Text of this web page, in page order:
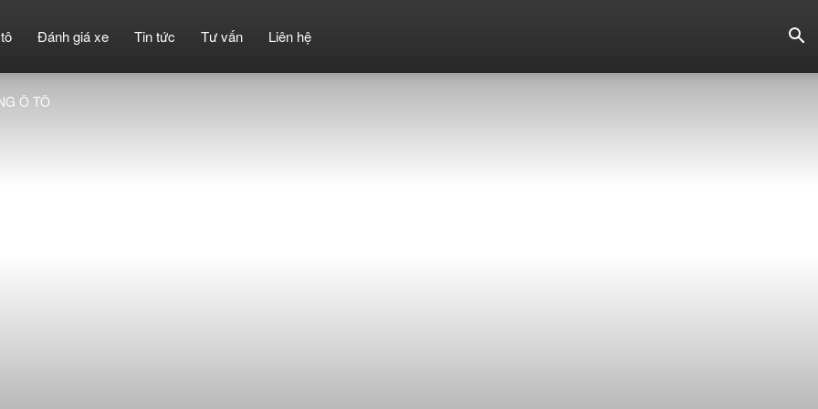
Đánh giá xe Tin tức Tư vấn Liên hệ
Ô TÔ